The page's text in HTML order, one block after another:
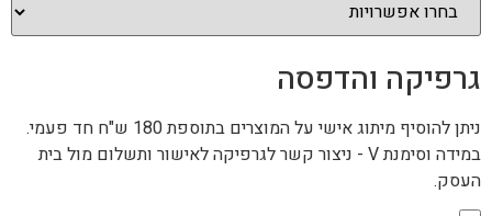
גרפיקה והדפסה
ניתן להוסיף מיתוג אישי על המוצרים בתוספת 180 ש"ח חד פעמי.
במידה וסימנת V - ניצור קשר לגרפיקה לאישור ותשלום מול בית
העסק.